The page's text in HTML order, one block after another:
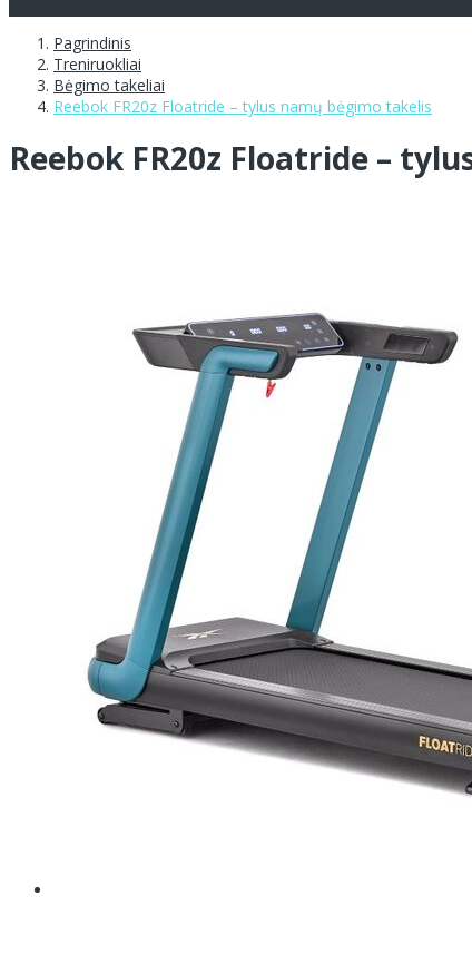
Pagrindinis
Treniruokliai
Bėgimo takeliai
Reebok FR20z Floatride – tylus namų bėgimo takelis
Reebok FR20z Floatride –